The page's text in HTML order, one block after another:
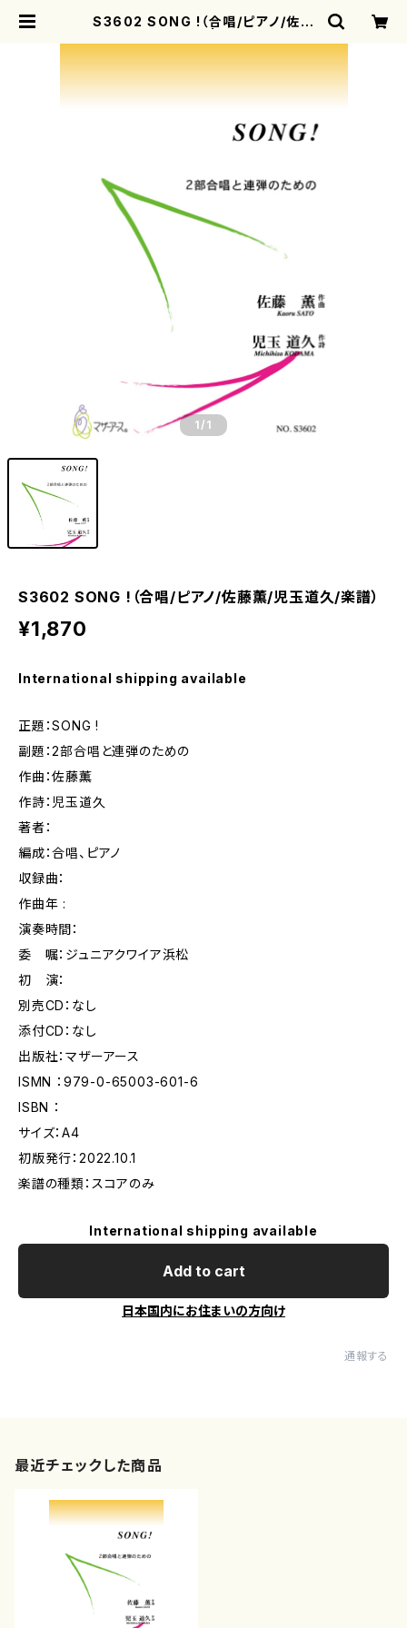
S3602 SONG !（合唱/ピアノ/佐藤
1 /1
S3602 SONG !（合唱/ピアノ/佐藤薫/児玉道久/楽譜）
¥1,870
International shipping available
正題：SONG !
副題：2部合唱と連弾のための
作曲：佐藤薫
作詩：児玉道久
著者：
編成：合唱、ピアノ
収録曲：
作曲年 :
演奏時間：
委 嘱：ジュニアクワイア浜松
初 演：
別売CD：なし
添付CD：なし
出版社：マザーアース
ISMN ：979-0-65003-601-6
ISBN ：
サイズ：A4
初版発行：2022.10.1
楽譜の種類：スコアのみ
International shipping available
Add to cart
日本国内にお住まいの方向け
通報する
最近チェックした商品